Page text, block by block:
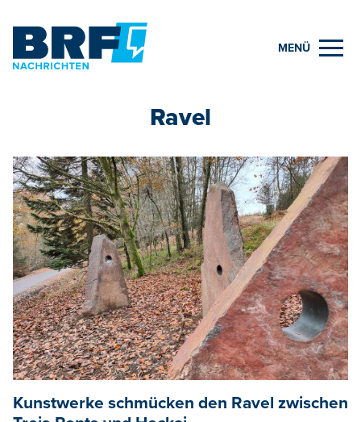
MENÜ
Ravel
Kunstwerke schmücken den Ravel zwischen